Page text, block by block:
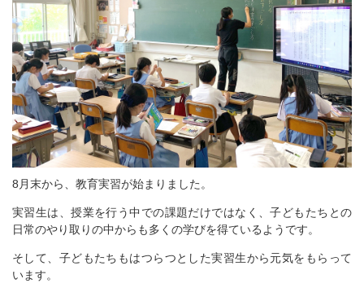
8月末から、教育実習が始まりました。
実習生は、授業を行う中での課題だけではなく、子どもたちとの
日常のやり取りの中からも多くの学びを得ているようです。
そして、子どもたちもはつらつとした実習生から元気をもらって
います。